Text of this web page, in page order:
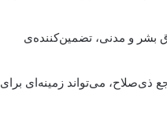
بشر و مدنی، تضمین‌کننده‌ی
می‌تواند زمینه‌ای برای